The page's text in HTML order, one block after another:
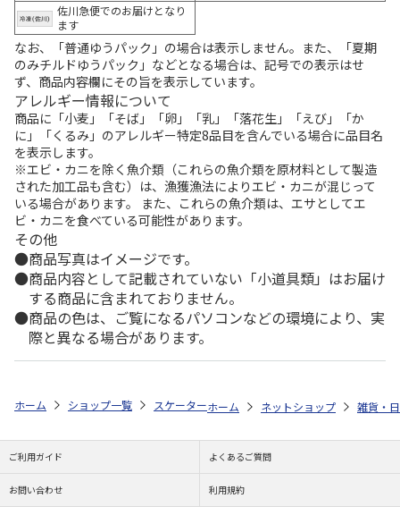
佐川急便でのお届けとなり
ます
なお、「普通ゆうパック」の場合は表示しません。また、「夏期
のみチルドゆうパック」などとなる場合は、記号での表示はせ
ず、商品内容欄にその旨を表示しています。
アレルギー情報について
商品に「小麦」「そば」「卵」「乳」「落花生」「えび」「か
に」「くるみ」のアレルギー特定8品目を含んでいる場合に品目名
を表示します。
※エビ・カニを除く魚介類（これらの魚介類を原材料として製造
された加工品も含む）は、漁獲漁法によりエビ・カニが混じって
いる場合があります。 また、これらの魚介類は、エサとしてエ
ビ・カニを食べている可能性があります。
その他
商品写真はイメージです。
商品内容として記載されていない「小道具類」はお届け
する商品に含まれておりません。
商品の色は、ご覧になるパソコンなどの環境により、実
際と異なる場合があります。
ホーム ショップ一覧 スケーター カップ＆ソーサー NARUMI ボーン
ホーム ネットショップ 雑貨・
ご利用ガイド よくあるご質問
お問い合わせ 利用規約